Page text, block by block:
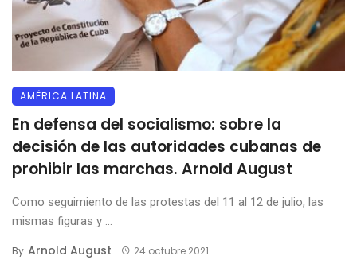
AMÉRICA LATINA
En defensa del socialismo: sobre la
decisión de las autoridades cubanas de
prohibir las marchas. Arnold August
Como seguimiento de las protestas del 11 al 12 de julio, las
mismas figuras y ...
By Arnold August 24 octubre 2021